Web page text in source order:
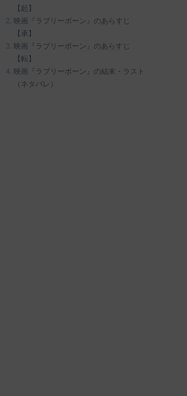
【起】
映画『ラブリーボーン』のあらすじ
【承】
映画『ラブリーボーン』のあらすじ
【転】
映画『ラブリーボーン』の結末・ラスト
（ネタバレ）